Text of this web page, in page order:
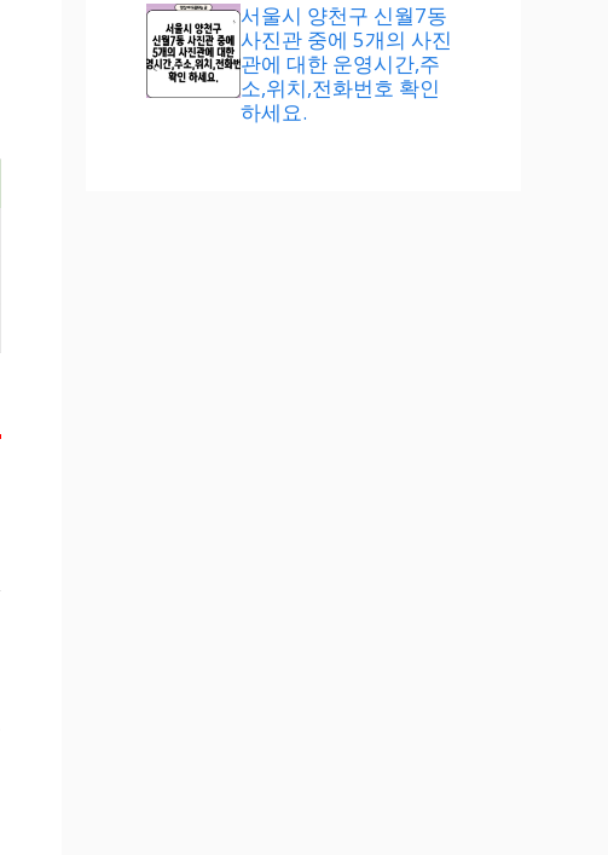
서울시 양천구 신월7동
사진관 중에 5개의 사진
관에 대한 운영시간,주
소,위치,전화번호 확인
하세요.